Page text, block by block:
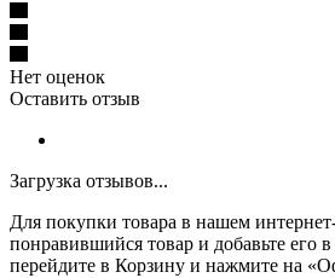
Нет оценок
Оставить отзыв
Загрузка отзывов...
Для покупки товара в нашем
понравившийся товар и добавьте его
перейдите в Корзину и нажмите на